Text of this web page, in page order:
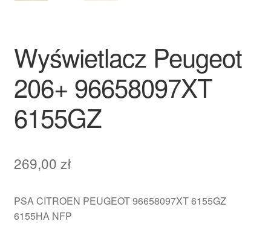
Zamówienia
Zasady i warunki
Wyświetlacz Peugeot
206+ 96658097XT
6155GZ
269,00 zł
PSA CITROEN PEUGEOT 96658097XT 6155GZ
6155HA NFP